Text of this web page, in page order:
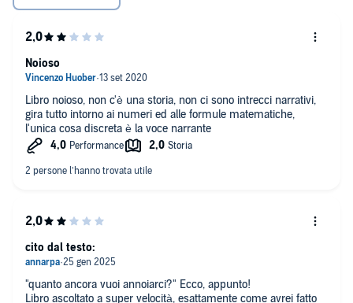
Libro noioso, non c'è una storia, non ci sono intrecci narrativi,
gira tutto intorno ai numeri ed alle formule matematiche,
l'unica cosa discreta è la voce narrante
Noioso
"quanto ancora vuoi annoiarci?" Ecco, appunto!
Libro ascoltato a super velocità, esattamente come avrei fatto
cito dal testo: